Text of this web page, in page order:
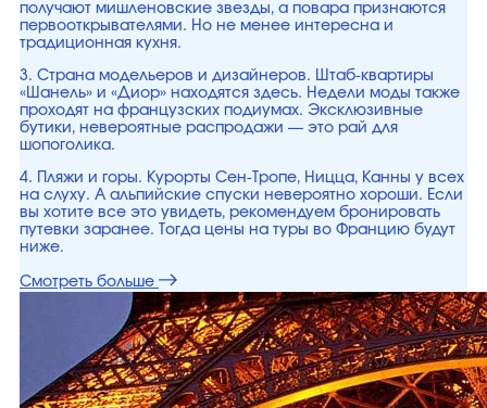
получают мишленовские звезды, а повара признаются
первооткрывателями. Но не менее интересна и
традиционная кухня.
3. Страна модельеров и дизайнеров. Штаб-квартиры
«Шанель» и «Диор» находятся здесь. Недели моды также
проходят на французских подиумах. Эксклюзивные
бутики, невероятные распродажи — это рай для
шопоголика.
4. Пляжи и горы. Курорты Сен-Тропе, Ницца, Канны у всех
на слуху. А альпийские спуски невероятно хороши. Если
вы хотите все это увидеть, рекомендуем бронировать
путевки заранее. Тогда цены на туры во Францию будут
ниже.
Смотреть больше